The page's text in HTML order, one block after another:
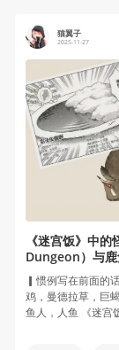
猫翼子
2025-11-27
《迷宫饭》中
Dungeon）与鹿
▎惯例写在前面的
鸡，曼德拉草，巨
鱼人，人鱼 《迷宫